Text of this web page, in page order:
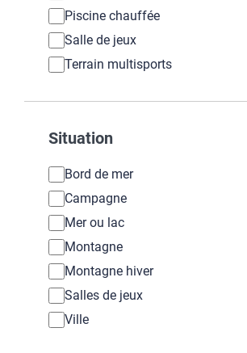
Piscine chauffée
Salle de jeux
Terrain multisports
Situation
Bord de mer
Campagne
Mer ou lac
Montagne
Montagne hiver
Salles de jeux
Ville